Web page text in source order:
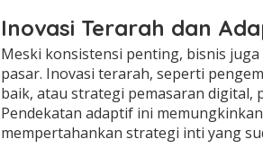
Inovasi Terarah dan
Meski konsistensi penting, bisnis
pasar. Inovasi terarah, seperti
baik, atau strategi pemasaran digital,
Pendekatan adaptif ini
mempertahankan strategi inti yang